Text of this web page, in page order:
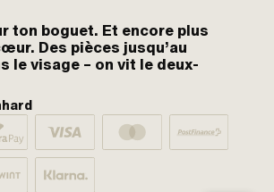
ton boguet. Et encore plus
Des pièces jusqu’au
le visage – on vit le deux-